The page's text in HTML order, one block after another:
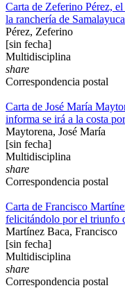
Carta de Zeferino Pérez,
la ranchería de Samalayuca
Pérez, Zeferino
[sin fecha]
Multidisciplina
share
Correspondencia postal
Carta de José María
informa se irá a la costa
Maytorena, José María
[sin fecha]
Multidisciplina
share
Correspondencia postal
Carta de Francisco
felicitándolo por el triunfo
Martínez Baca, Francisco
[sin fecha]
Multidisciplina
share
Correspondencia postal